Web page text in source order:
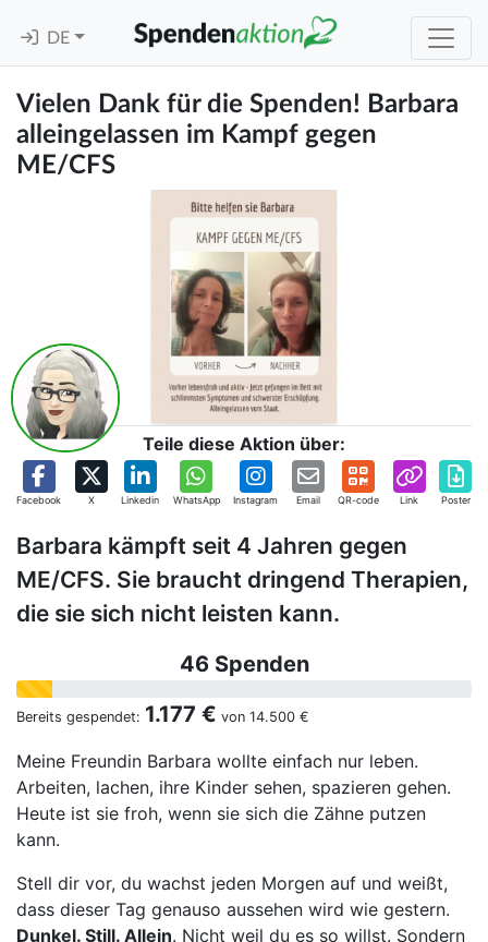
DE
Vielen Dank für die Spenden! Barbara
alleingelassen im Kampf gegen
ME/CFS
Teile diese Aktion über:
Facebook X Linkedin WhatsApp Instagram Email QR-code Link Poster
Barbara kämpft seit 4 Jahren gegen
ME/CFS. Sie braucht dringend Therapien,
die sie sich nicht leisten kann.
46 Spenden
Bereits gespendet: 1.177 € von 14.500 €
Meine Freundin Barbara wollte einfach nur leben.
Arbeiten, lachen, ihre Kinder sehen, spazieren gehen.
Heute ist sie froh, wenn sie sich die Zähne putzen
kann.
Stell dir vor, du wachst jeden Morgen auf und weißt,
dass dieser Tag genauso aussehen wird wie gestern.
Dunkel. Still. Allein. Nicht weil du es so willst. Sondern